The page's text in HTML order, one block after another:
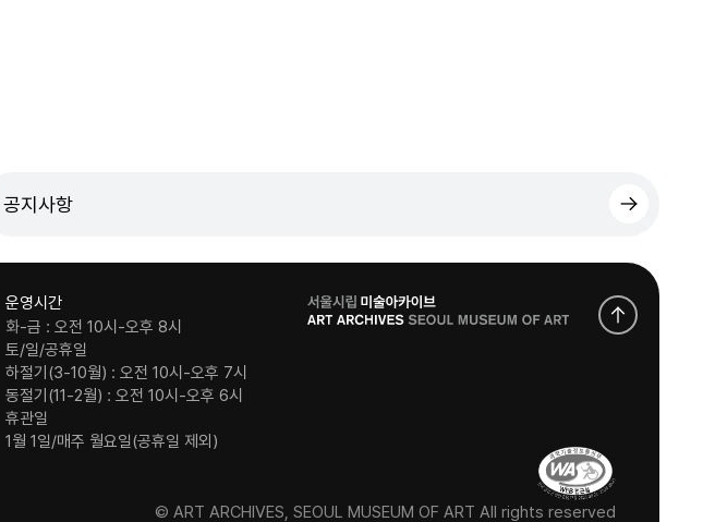
공지사항
운영시간
화-금 : 오전 10시-오후 8시
토/일/공휴일
하절기(3-10월) : 오전 10시-오후 7시
동절기(11-2월) : 오전 10시-오후 6시
휴관일
1월 1일/매주 월요일(공휴일 제외)
로
고
© ART ARCHIVES, SEOUL MUSEUM OF ART All rights reserved